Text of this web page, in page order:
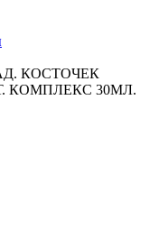
КОСТОЧЕК
КОМПЛЕКС 30МЛ.